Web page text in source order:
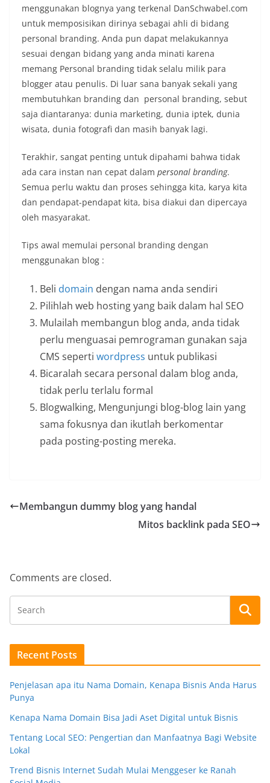
menggunakan blognya yang terkenal DanSchwabel.com
untuk memposisikan dirinya sebagai ahli di bidang
personal branding. Anda pun dapat melakukannya
sesuai dengan bidang yang anda minati karena
memang Personal branding tidak selalu milik para
blogger atau penulis. Di luar sana banyak sekali yang
membutuhkan branding dan personal branding, sebut
saja diantaranya: dunia marketing, dunia iptek, dunia
wisata, dunia fotografi dan masih banyak lagi.
Terakhir, sangat penting untuk dipahami bahwa tidak
ada cara instan nan cepat dalam personal branding.
Semua perlu waktu dan proses sehingga kita, karya kita
dan pendapat-pendapat kita, bisa diakui dan dipercaya
oleh masyarakat.
Tips awal memulai personal branding dengan
menggunakan blog :
Beli domain dengan nama anda sendiri
Pilihlah web hosting yang baik dalam hal SEO
Mulailah membangun blog anda, anda tidak
perlu menguasai pemrograman gunakan saja
CMS seperti wordpress untuk publikasi
Bicaralah secara personal dalam blog anda,
tidak perlu terlalu formal
Blogwalking, Mengunjungi blog-blog lain yang
sama fokusnya dan ikutlah berkomentar
pada posting-posting mereka.
Membangun dummy blog yang handal
Mitos backlink pada SEO
Comments are closed.
Recent Posts
Penjelasan apa itu Nama Domain, Kenapa Bisnis Anda Harus
Punya
Kenapa Nama Domain Bisa Jadi Aset Digital untuk Bisnis
Tentang Local SEO: Pengertian dan Manfaatnya Bagi Website
Lokal
Trend Bisnis Internet Sudah Mulai Menggeser ke Ranah